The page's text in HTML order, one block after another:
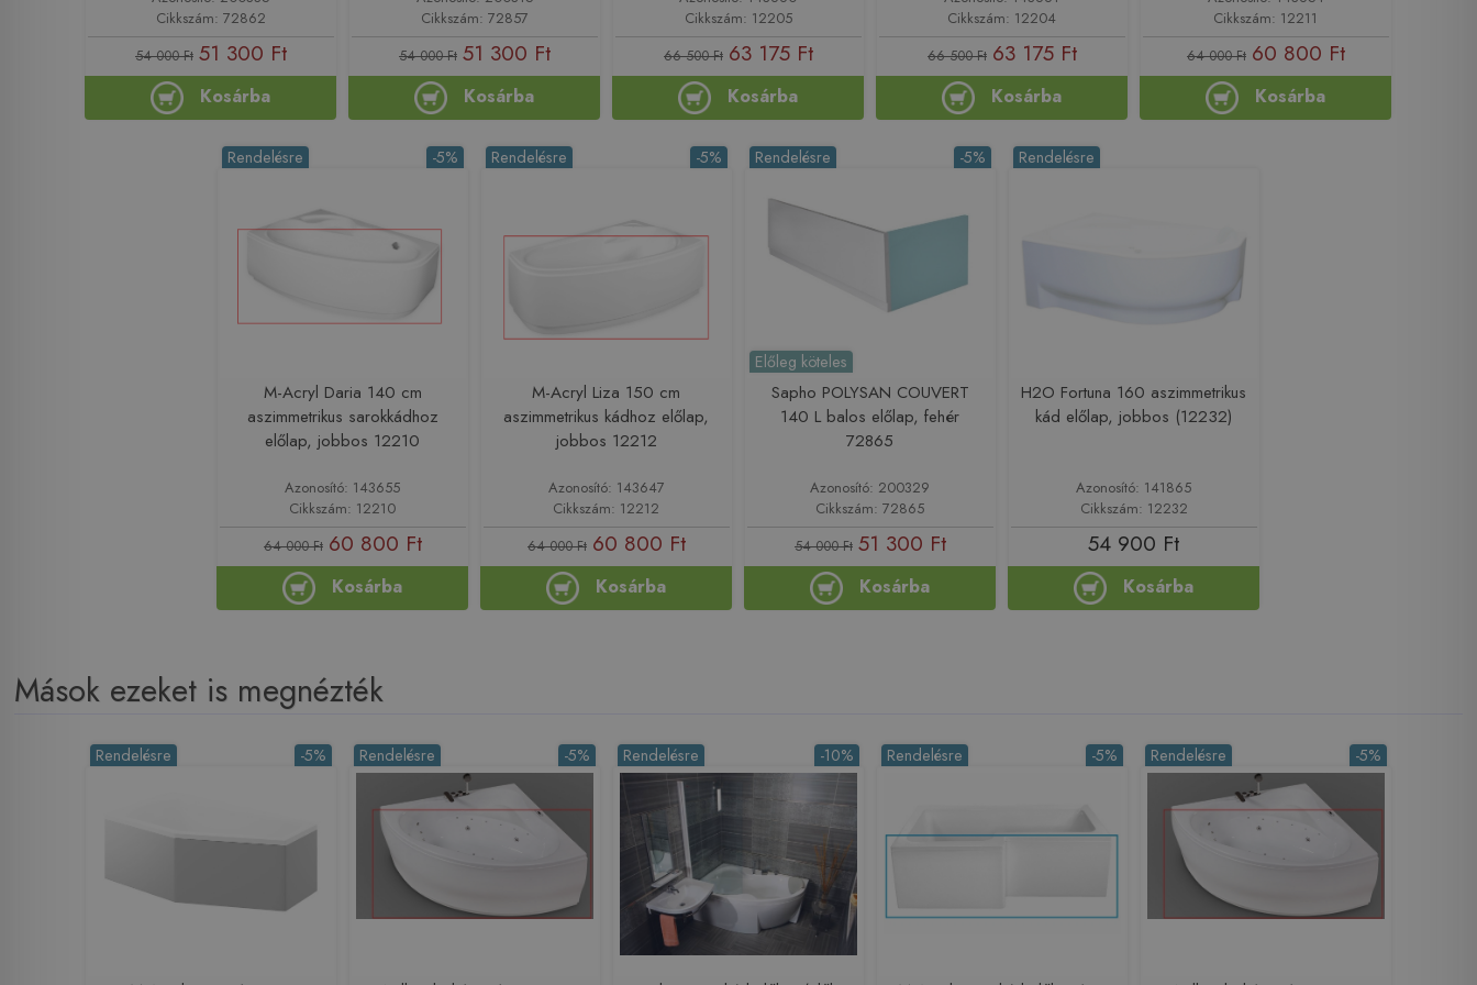
Cikkszám: 72862
54 000 Ft 51 300 Ft
Kosárba
Cikkszám: 72857
54 000 Ft 51 300 Ft
Kosárba
Cikkszám: 12205
66 500 Ft 63 175 Ft
Kosárba
Cikkszám: 12204
66 500 Ft 63 175 Ft
Kosárba
Cikkszám: 12211
64 000 Ft 60 800 Ft
Kosárba
-5%
Rendelésre
M-Acryl Daria 140 cm
aszimmetrikus sarokkádhoz
előlap, jobbos 12210
Azonosító: 143655
Cikkszám: 12210
64 000 Ft 60 800 Ft
Kosárba
-5%
Rendelésre
M-Acryl Liza 150 cm
aszimmetrikus kádhoz előlap,
jobbos 12212
Azonosító: 143647
Cikkszám: 12212
64 000 Ft 60 800 Ft
Kosárba
-5%
Rendelésre
Előleg köteles
Sapho POLYSAN COUVERT
140 L balos előlap, fehér
72865
Azonosító: 200329
Cikkszám: 72865
54 000 Ft 51 300 Ft
Kosárba
Rendelésre
H2O Fortuna 160 aszimmetrikus
kád előlap, jobbos (12232)
Azonosító: 141865
Cikkszám: 12232
54 900 Ft
Kosárba
Mások ezeket is megnézték
-5%
Rendelésre -5%
Rendelésre -10%
Rendelésre -5%
Rendelésre -5%
Rendelésre